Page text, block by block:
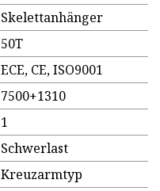
Skelettanhänger
50T
ECE, CE, ISO9001
7500+1310
1
Schwerlast
Kreuzarmtyp